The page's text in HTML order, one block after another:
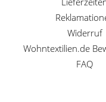
Widerruf
Wohntextilien.de
FAQ